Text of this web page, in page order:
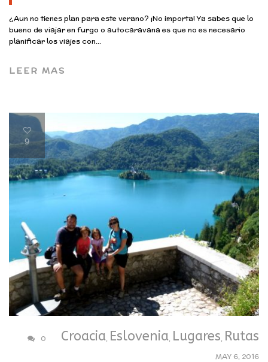
¿Aun no tienes plan para este verano? ¡No importa! Ya sabes que lo
bueno de viajar en furgo o autocaravana es que no es necesario
planificar los viajes con...
LEER MAS
9
Croacia, Eslovenia, Lugares, Rutas
MAY 6, 2016
0